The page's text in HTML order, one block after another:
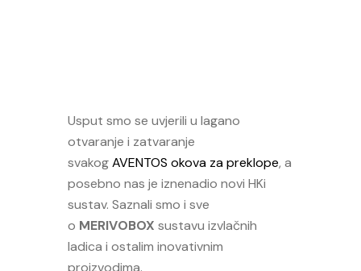
Usput smo se uvjerili u lagano
otvaranje i zatvaranje
svakogAVENTOS okova za preklope, a
posebno nas je iznenadio novi HKi
sustav. Saznali smo i sve
o MERIVOBOX sustavu izvlačnih
ladica i ostalim inovativnim
proizvodima.